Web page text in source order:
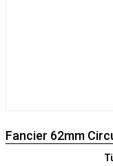
Fancier 62mm